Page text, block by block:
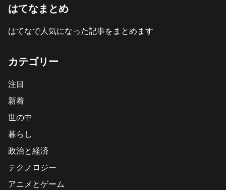
はてなまとめ
はてなで人気になった記事をまとめます
カテゴリー
注目
新着
世の中
暮らし
政治と経済
テクノロジー
アニメとゲーム